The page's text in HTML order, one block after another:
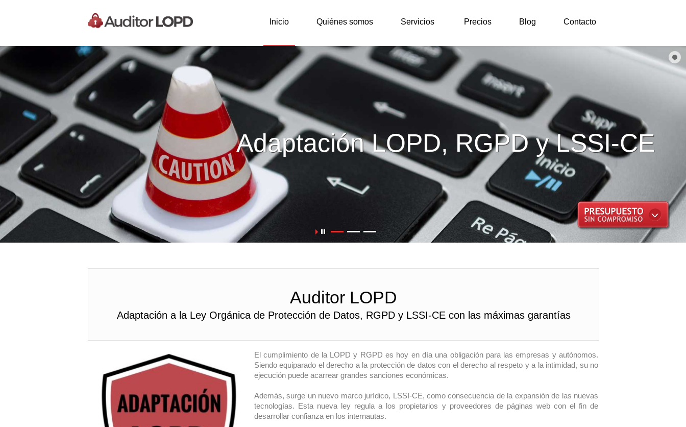
Inicio Quiénes somos Servicios Precios Blog Contacto
Adaptación LOPD, RGPD y LSSI-CE
comercio electrónico
Auditor LOPD
Adaptación a la Ley Orgánica de Protección de Datos, RGPD y LSSI-CE con las máximas garantías
El cumplimiento de la LOPD y RGPD es hoy en día una obligación para las empresas y autónomos.
Siendo equiparado el derecho a la protección de datos con el derecho al respeto y a la intimidad, su no
ejecución puede acarrear grandes sanciones económicas.
Además, surge un nuevo marco jurídico, LSSI-CE, como consecuencia de la expansión de las nuevas
tecnologías. Esta nueva ley regula a los propietarios y proveedores de páginas web con el fin de
desarrollar confianza en los internautas.